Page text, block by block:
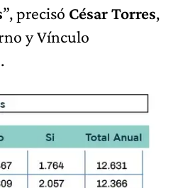
”, precisó César Torres,
y Vínculo